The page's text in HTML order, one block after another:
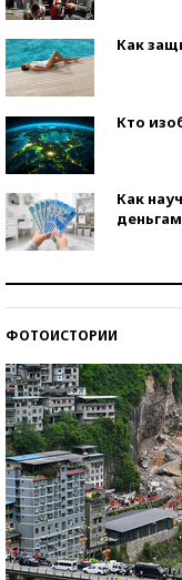
Как
Кто
Как
ФОТОИСТОРИИ